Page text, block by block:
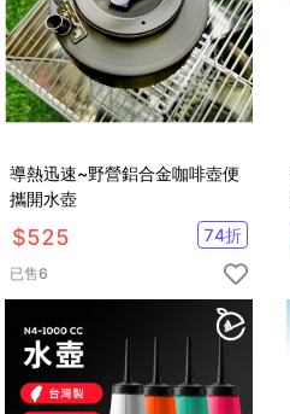
導熱迅速~野營鋁合金咖啡壺便
攜開水壺
$525 74折
已售6